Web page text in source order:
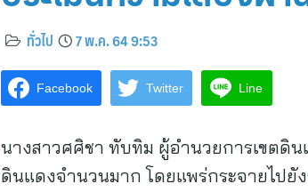
ทั่วไป 7 พ.ค. 64 9:53
Facebook Twitter Line
นางสาวศศิชา ทับทิม ผู้อำนวยการเขตดิ
ดินแดงจำนวนมาก โดยแพร่กระจายไปยั